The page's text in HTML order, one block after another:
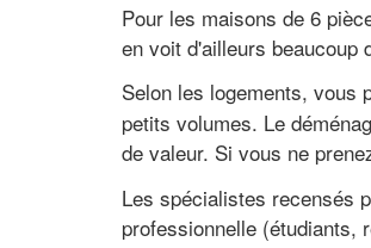
Pour les maisons de 6
en voit d'ailleurs beaucoup
Selon les logements, vous
petits volumes. Le
de valeur. Si vous ne
Les spécialistes recensés
professionnelle (étudiants,